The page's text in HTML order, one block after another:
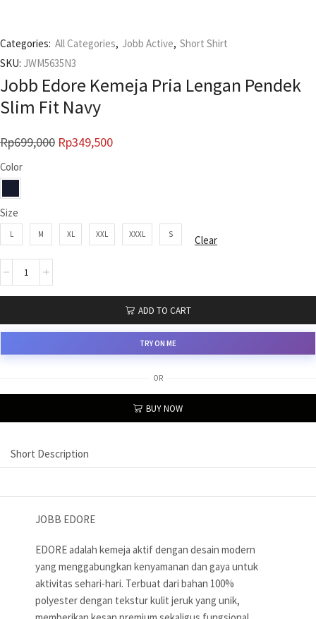
Categories: All Categories, Jobb Active, Short Shirt
SKU: JWM5635N3
Jobb Edore Kemeja Pria Lengan Pendek
Slim Fit Navy
Rp699,000 Rp349,500
Color
Size
L M XL XXL XXXL S Clear
ADD TO CART
TRY ON ME
OR
BUY NOW
Short Description
JOBB EDORE
EDORE adalah kemeja aktif dengan desain modern
yang menggabungkan kenyamanan dan gaya untuk
aktivitas sehari-hari. Terbuat dari bahan 100%
polyester dengan tekstur kulit jeruk yang unik,